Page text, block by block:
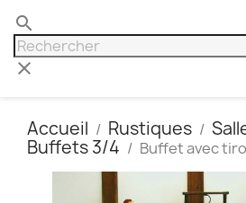
search
clear
Accueil Rustiques
Buffets 3/4
Buffet avec